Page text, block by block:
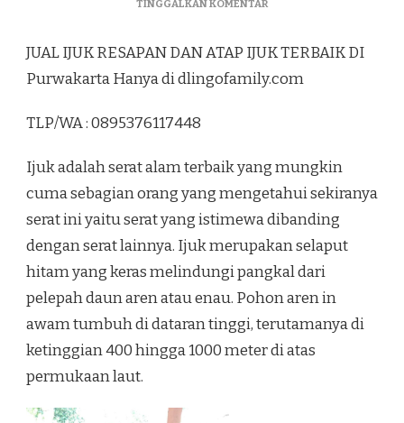
TINGGALKAN KOMENTARPADA
RESAPAN
JUAL IJUK RESAPAN DAN ATAP IJUK TERBAIK DI
Purwakarta Hanya di dlingofamily.com
TLP/WA : 0895376117448
Ijuk adalah serat alam terbaik yang mungkin
cuma sebagian orang yang mengetahui sekiranya
serat ini yaitu serat yang istimewa dibanding
dengan serat lainnya. Ijuk merupakan selaput
hitam yang keras melindungi pangkal dari
pelepah daun aren atau enau. Pohon aren in
awam tumbuh di dataran tinggi, terutamanya di
ketinggian 400 hingga 1000 meter di atas
permukaan laut.